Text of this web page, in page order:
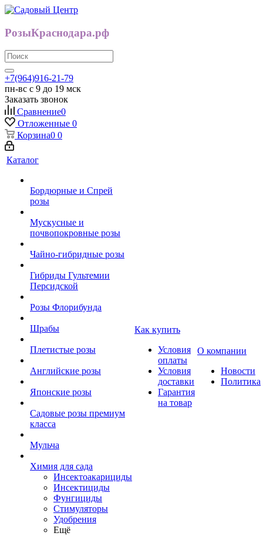
РозыКраснодара.рф
+7(964)916-21-79
пн-вс с 9 до 19 мск
Заказать звонок
Сравнение0
Отложенные 0
Корзина0 0
Каталог
Бордюрные и Спрей
розы
Мускусные и
почвопокровные розы
Чайно-гибридные розы
Гибриды Гультемии
Персидской
Розы Флорибунда
Шрабы
Плетистые розы
Английские розы
Японские розы
Садовые розы премиум
класса
Мульча
Химия для сада
Инсектоакарициды
Инсектициды
Фунгициды
Стимуляторы
Удобрения
Ещё
Как купить
Условия
оплаты
Условия
доставки
Гарантия
на товар
О компании
Новости
Политика